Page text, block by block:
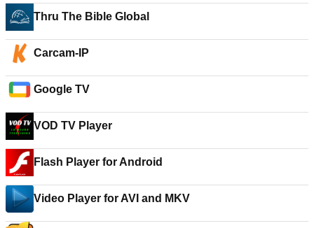
Thru The Bible Global
Carcam-IP
Google TV
VOD TV Player
Flash Player for Android
Video Player for AVI and MKV